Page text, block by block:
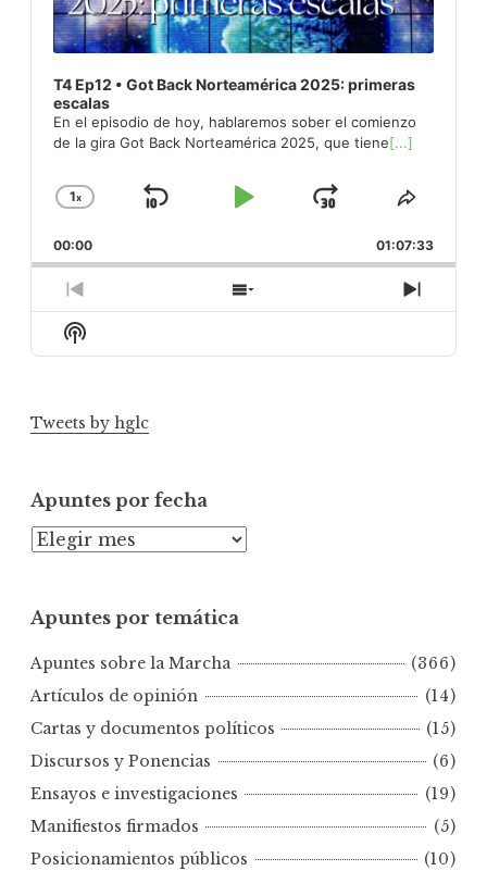
T4 Ep12 • Got Back Norteamérica 2025: primeras
escalas
En el episodio de hoy, hablaremos sober el comienzo
de la gira Got Back Norteamérica 2025, que tiene[...]
Change
Rate
1x
Skip
Play
Jump
Forward
Share
00:00 01:07:33
Previous
Episode
Show
Episodes
Next
Show
Podcast
Tweets by hglc
Apuntes por fecha
A
n
e
s
p
f
e
c
Apuntes por temática
Apuntes sobre la Marcha
(366)
Artículos de opinión
(14)
Cartas y documentos políticos
(15)
Discursos y Ponencias
(6)
Ensayos e investigaciones
(19)
Manifiestos firmados
(5)
Posicionamientos públicos
(10)